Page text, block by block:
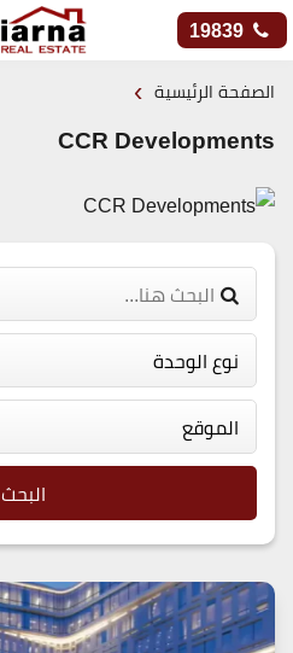
19839
الصفحة الرئيسية ›
CCR Developments
البحث